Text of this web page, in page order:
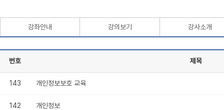
강좌안내 강의보기 강사소개
번호 제목
143 개인정보보호 교육
142 개인정보